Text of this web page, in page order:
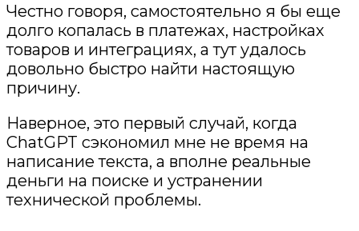
Честно говоря, самостоятельно я бы еще
долго копалась в платежах, настройках
товаров и интеграциях, а тут удалось
довольно быстро найти настоящую
причину.
Наверное, это первый случай, когда
ChatGPT сэкономил мне не время на
написание текста, а вполне реальные
деньги на поиске и устранении
технической проблемы.